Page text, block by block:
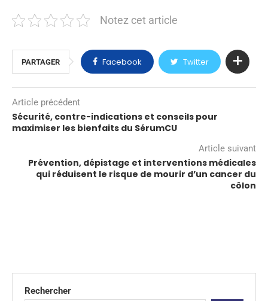
Notez cet article
PARTAGER Facebook Twitter
Article précédent
Sécurité, contre-indications et conseils pour
maximiser les bienfaits du SérumCU
Article suivant
Prévention, dépistage et interventions médicales
qui réduisent le risque de mourir d’un cancer du
côlon
Rechercher